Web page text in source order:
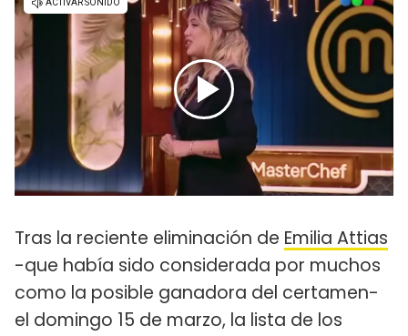
Tras la reciente eliminación de Emilia Attias
-que había sido considerada por muchos
como la posible ganadora del certamen-
el domingo 15 de marzo, la lista de los